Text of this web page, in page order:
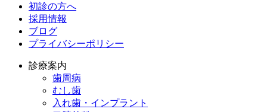
初診の方へ
採用情報
ブログ
プライバシーポリシー
診療案内
歯周病
むし歯
入れ歯・インプラント